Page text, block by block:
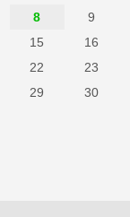
8
9
15
16
22
23
29
30